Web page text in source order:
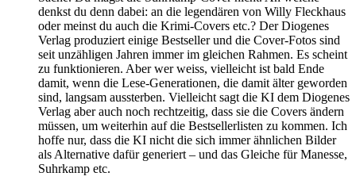
denkst du denn dabei: an die legendären von Willy Fleckhaus
oder meinst du auch die Krimi-Covers etc.? Der Diogenes
Verlag produziert einige Bestseller und die Cover-Fotos sind
seit unzähligen Jahren immer im gleichen Rahmen. Es scheint
zu funktionieren. Aber wer weiss, vielleicht ist bald Ende
damit, wenn die Lese-Generationen, die damit älter geworden
sind, langsam aussterben. Vielleicht sagt die KI dem Diogenes
Verlag aber auch noch rechtzeitig, dass sie die Covers ändern
müssen, um weiterhin auf die Bestsellerlisten zu kommen. Ich
hoffe nur, dass die KI nicht die sich immer ähnlichen Bilder
als Alternative dafür generiert – und das Gleiche für Manesse,
Suhrkamp etc.